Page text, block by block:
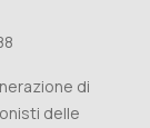
di
delle